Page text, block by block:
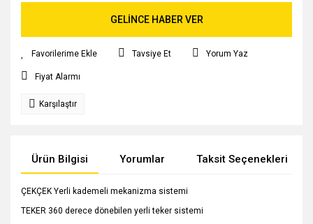
GELİNCE HABER VER
Tavsiye Et Yorum Yaz
Fiyat Alarmı
Karşılaştır
Ürün Bilgisi Yorumlar Taksit Seçenekleri
ÇEKÇEK Yerli kademeli mekanizma sistemi
TEKER 360 derece dönebilen yerli teker sistemi